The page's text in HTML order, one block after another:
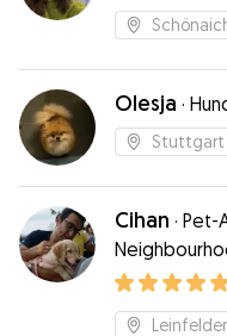
Olesja ·
Stuttgart
Cihan · Pet-